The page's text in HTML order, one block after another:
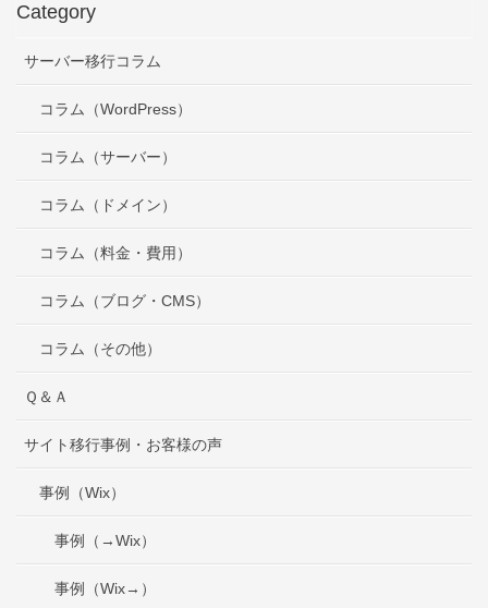
Category
サーバー移行コラム
コラム（WordPress）
コラム（サーバー）
コラム（ドメイン）
コラム（料金・費用）
コラム（ブログ・CMS）
コラム（その他）
Ｑ＆Ａ
サイト移行事例・お客様の声
事例（Wix）
事例（→Wix）
事例（Wix→）